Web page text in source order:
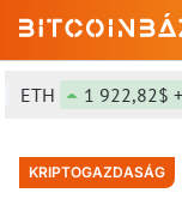
1 922,82$
KRIPTOGAZDASÁG